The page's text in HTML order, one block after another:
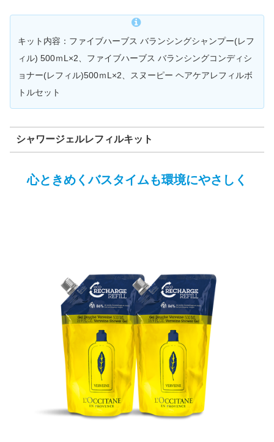
キット内容：ファイブハーブス バランシングシャンプー(レフ
ィル) 500ｍL×2、ファイブハーブス バランシングコンディシ
ョナー(レフィル)500ｍL×2、スヌーピー ヘアケアレフィルボ
トルセット
シャワージェルレフィルキット
心ときめくバスタイムも環境にやさしく